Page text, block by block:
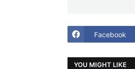
Facebook
YOU MIGHT LIKE